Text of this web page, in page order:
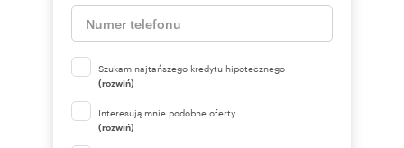
Szukam najtańszego kredytu hipotecznego
(rozwiń)
Interesują mnie podobne oferty
(rozwiń)